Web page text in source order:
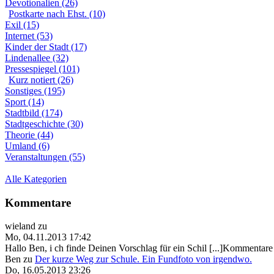
Devotionalien (26)
Postkarte nach Ehst. (10)
Exil (15)
Internet (53)
Kinder der Stadt (17)
Lindenallee (32)
Pressespiegel (101)
Kurz notiert (26)
Sonstiges (195)
Sport (14)
Stadtbild (174)
Stadtgeschichte (30)
Theorie (44)
Umland (6)
Veranstaltungen (55)
Alle Kategorien
Kommentare
wieland zu
Mo, 04.11.2013 17:42
Hallo Ben, i ch finde Deinen Vorschlag für ein Schil
Ben zu Der kurze Weg zur Schule. Ein Fundfoto von irgendwo.
Do, 16.05.2013 23:26